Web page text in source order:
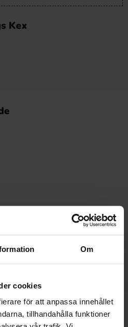
Om
cookies
för att anpassa innehållet
tillhandahålla funktioner
Kex
er 42.90 kr (2026-08-08)
produkter